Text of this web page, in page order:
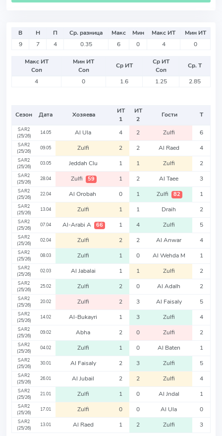
В Н П Ср. разница Макс Мин Макс ИТ
Мин ИТ
9
7 4 0.35 6 0 4 0
Макс ИТ
Соп
Мин ИТ
Соп
Ср ИТ
Ср ИТ
Соп
Ср. Т
4
0 1.6 1.25 2.85
Сезон Дата Хозяева
ИТ
1
ИТ
2
Гости Т
SAR2
(25/26)
14.05 Al Ula 4 2 Zulfi 6
SAR2
(25/26)
09.05 Zulfi 2 2 Al Raed 4
SAR2
(25/26)
03.05 Jeddah Clu 1 1 Zulfi 2
SAR2
(25/26)
28.04 Zulfi 59 1 2 Al Taee 3
SAR2
(25/26)
22.04 Al Orobah 0 1 Zulfi 82 1
SAR2
(25/26)
13.04 Zulfi 1 1 Draih 2
SAR2
(25/26)
07.04 Al-Arabi A 66 1 4 Zulfi 5
SAR2
(25/26)
02.04 Zulfi 2 2 Al Anwar 4
SAR2
(25/26)
08.03 Zulfi 1 0 Al Wehda M 1
SAR2
(25/26)
02.03 Al Jabalai 1 1 Zulfi 2
SAR2
(25/26)
25.02 Zulfi 2 0 Al Adalh 2
SAR2
(25/26)
20.02 Zulfi 2 3 Al Faisaly 5
SAR2
(25/26)
14.02 Al-Bukayri 1 3 Zulfi 4
SAR2
(25/26)
09.02 Abha 2 0 Zulfi 2
SAR2
(25/26)
04.02 Zulfi 1 0 Al Baten 1
SAR2
(25/26)
30.01 Al Faisaly 2 3 Zulfi 5
SAR2
(25/26)
26.01 Al Jubail 2 2 Zulfi 4
SAR2
(25/26)
21.01 Zulfi 1 0 Al Jndal 1
SAR2
(25/26)
17.01 Zulfi 0 0 Al Ula 0
SAR2
(25/26)
13.01 Al Raed 1 2 Zulfi 3